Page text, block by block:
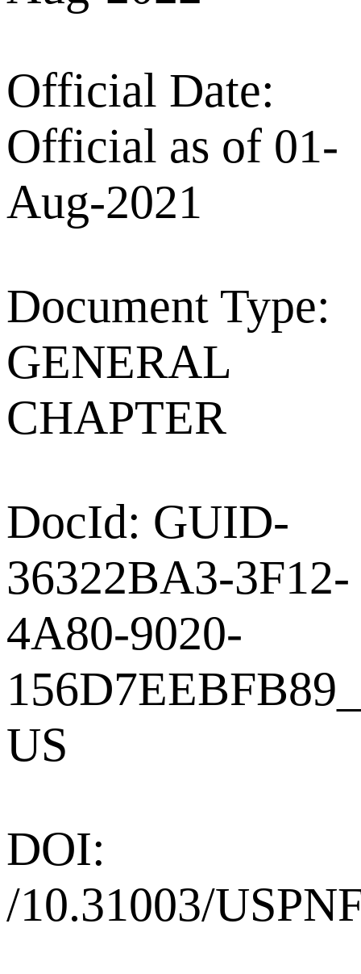
Official Date:
Official as of 01-
Aug-2021
Document Type:
GENERAL
CHAPTER
DocId: GUID-
36322BA3-3F12-
4A80-9020-
US
DOI:
/10.31003/